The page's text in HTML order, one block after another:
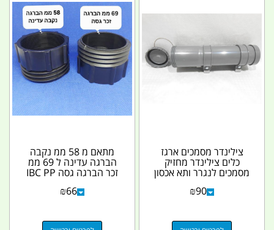
צילינדר מסמכים ארגז
כלים צילינדר מחזיק
מסמכים לנגרר ותא אכסון
₪90
מתאם מ 58 ממ נקבה
הברגה עדינה ל 69 ממ
זכר הברגה גסה IBC PP
₪66